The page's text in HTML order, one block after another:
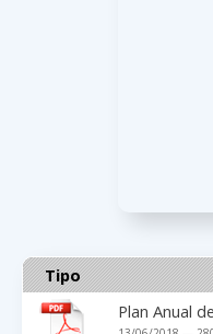
Tipo
Plan Anual